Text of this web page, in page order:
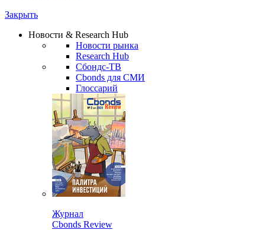
Закрыть
Новости & Research Hub
Новости рынка
Research Hub
Сбондс-ТВ
Cbonds для СМИ
Глоссарий
Журнал
Cbonds Review